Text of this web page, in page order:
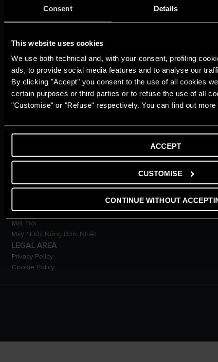
Consent Details
This website uses cookies
We use both technical and, with your consent, profiling
ads, to provide social media features and to analyse our
By clicking "Accept" you consent to the use of all cookies
certain purposes or third parties or to refuse the use of all
"Customise" or "Refuse" respectively. You can find out
ACCEPT
CUSTOMISE
CONTINUE WITHOUT
Tuyển Dụng
TẠP CHÍ
Mẹo & giải pháp
Tin tức
Ngôi nhà thư thái
Cuộc sống xanh
DỊCH VỤ KHÁCH HÀNG
Đăng kí bảo hành online
Liên Hệ Với Chúng Tôi
Máy Nước Nóng Gián Tiếp
Máy Nước Nóng Năng Lượng
Mặt Trời
Máy Nước Nóng Bơm Nhiệt
LEGAL AREA
Privacy Policy
Cookie Policy